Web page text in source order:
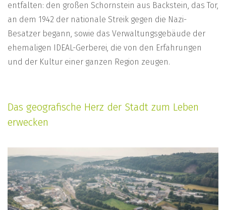
entfalten: den großen Schornstein aus Backstein, das Tor,
an dem 1942 der nationale Streik gegen die Nazi-
Besatzer begann, sowie das Verwaltungsgebäude der
ehemaligen IDEAL-Gerberei, die von den Erfahrungen
und der Kultur einer ganzen Region zeugen.
Das geografische Herz der Stadt zum Leben
erwecken